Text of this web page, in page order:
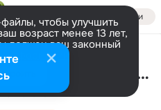
Войти
чтобы улучшить
возраст менее 13 лет,
должен ваш законный
информации
Не Трать Меня На Мелочи
Роксис